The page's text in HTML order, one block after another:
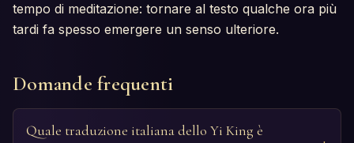
tempo di meditazione: tornare al testo qualche ora più
tardi fa spesso emergere un senso ulteriore.
Domande frequenti
Quale traduzione italiana dello Yi King è